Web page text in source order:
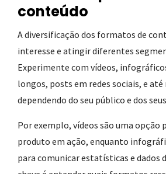
conteúdo
A diversificação dos formatos de
interesse e atingir diferentes
Experimente com vídeos,
longos, posts em redes sociais, e
dependendo do seu público e dos
Por exemplo, vídeos são uma opção
produto em ação, enquanto
para comunicar estatísticas e dados